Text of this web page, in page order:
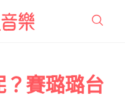
賽璐璐台